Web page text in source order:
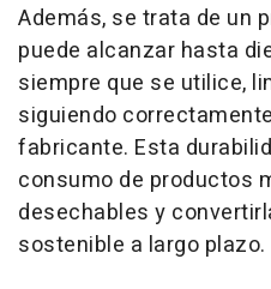
Además, se trata de un
puede alcanzar hasta
siempre que se utilice,
siguiendo
fabricante. Esta
consumo de productos
desechables y
sostenible a largo plazo.